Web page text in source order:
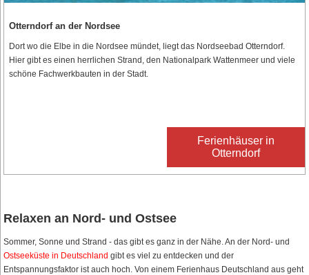
Otterndorf an der Nordsee
Dort wo die Elbe in die Nordsee mündet, liegt das Nordseebad Otterndorf.
Hier gibt es einen herrlichen Strand, den Nationalpark Wattenmeer und viele
schöne Fachwerkbauten in der Stadt.
Ferienhäuser in
Otterndorf
Relaxen an Nord- und Ostsee
Sommer, Sonne und Strand - das gibt es ganz in der Nähe. An der Nord- und
Ostseeküste in Deutschland gibt es viel zu entdecken und der
Entspannungsfaktor ist auch hoch. Von einem Ferienhaus Deutschland aus geht